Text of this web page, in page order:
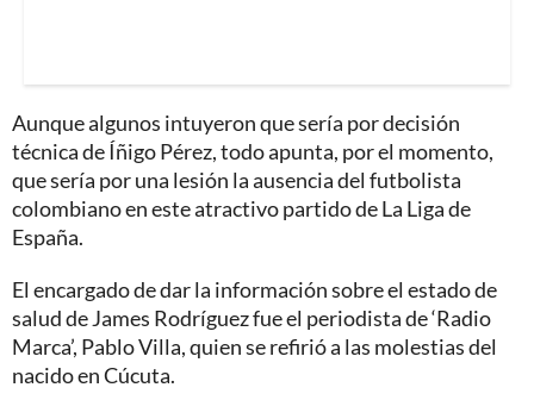
Aunque algunos intuyeron que sería por decisión
técnica de Íñigo Pérez, todo apunta, por el momento,
que sería por una lesión la ausencia del futbolista
colombiano en este atractivo partido de La Liga de
España.
El encargado de dar la información sobre el estado de
salud de James Rodríguez fue el periodista de ‘Radio
Marca’, Pablo Villa, quien se refirió a las molestias del
nacido en Cúcuta.